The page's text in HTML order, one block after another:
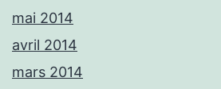
mai 2014
avril 2014
mars 2014